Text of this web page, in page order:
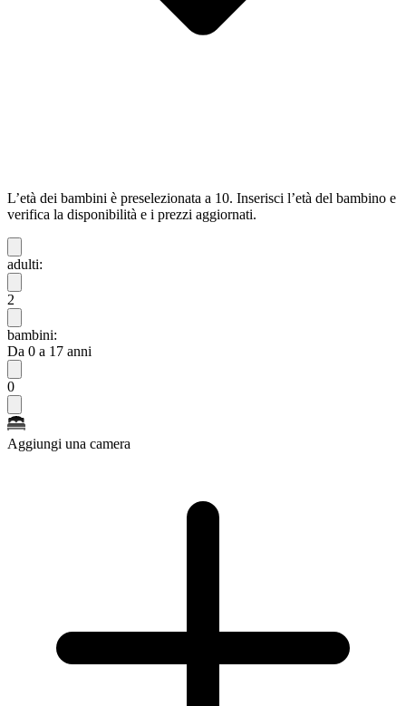
L’età dei bambini è preselezionata a 10. Inserisci l’età del bambino e
verifica la disponibilità e i prezzi aggiornati.
adulti:
2
bambini:
Da 0 a 17 anni
0
Aggiungi una camera